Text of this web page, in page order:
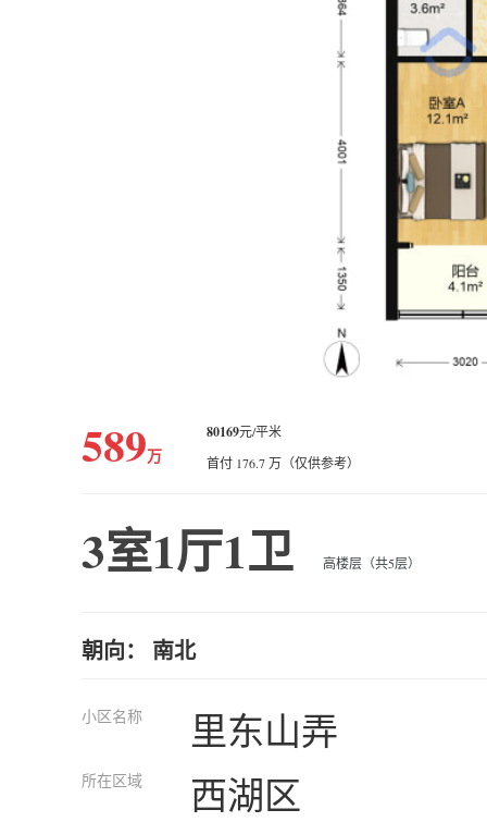
589万
80169元/平米
首付 176.7 万（仅供参考）
3室1厅1卫 高楼层（共5层）
朝向： 南北
小区名称 里东山弄
所在区域 西湖区